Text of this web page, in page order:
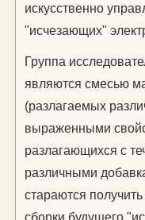
искусственно
"исчезающих"
Группа
являются смесью
(разлагаемых
выраженными
разлагающихся с
различными
стараются
сборки будущего